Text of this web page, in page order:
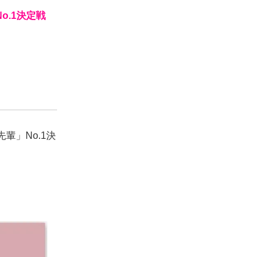
決定戦
輩」No.1決